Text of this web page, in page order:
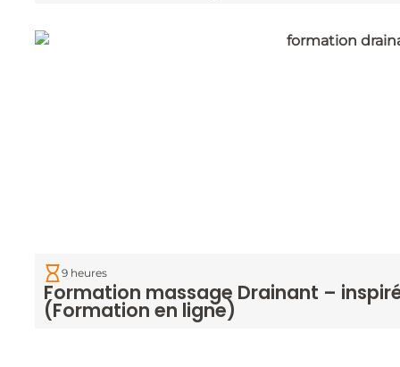
9 heures
Formation massage Drainant –
(Formation en ligne)